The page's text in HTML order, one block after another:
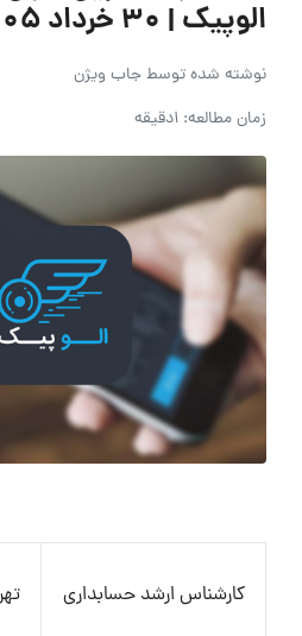
الوپیک | ۳۰ خرداد ۱۴۰۵
نوشته شده توسطجاب ویژن
زمان مطالعه: 1دقیقه
کارشناس ارشد حسابداری